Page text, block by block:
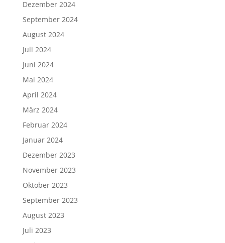
Dezember 2024
September 2024
August 2024
Juli 2024
Juni 2024
Mai 2024
April 2024
März 2024
Februar 2024
Januar 2024
Dezember 2023
November 2023
Oktober 2023
September 2023
August 2023
Juli 2023